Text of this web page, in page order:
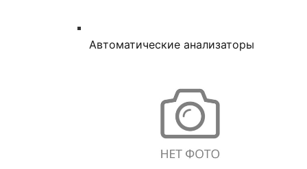
Автоматические анализаторы